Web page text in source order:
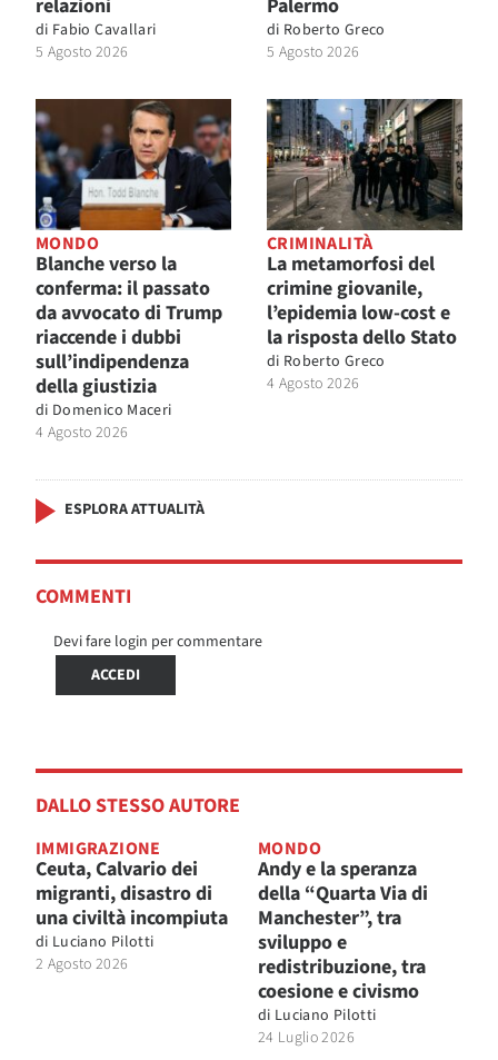
relazioni
di Fabio Cavallari
5 Agosto 2026
Palermo
di Roberto Greco
5 Agosto 2026
MONDO
Blanche verso la
conferma: il passato
da avvocato di Trump
riaccende i dubbi
sull’indipendenza
della giustizia
di Domenico Maceri
4 Agosto 2026
CRIMINALITÀ
La metamorfosi del
crimine giovanile,
l’epidemia low-cost e
la risposta dello Stato
di Roberto Greco
4 Agosto 2026
ESPLORA ATTUALITÀ
COMMENTI
Devi fare login per commentare
ACCEDI
DALLO STESSO AUTORE
IMMIGRAZIONE
Ceuta, Calvario dei
migranti, disastro di
una civiltà incompiuta
di Luciano Pilotti
2 Agosto 2026
MONDO
Andy e la speranza
della “Quarta Via di
Manchester”, tra
sviluppo e
redistribuzione, tra
coesione e civismo
di Luciano Pilotti
24 Luglio 2026